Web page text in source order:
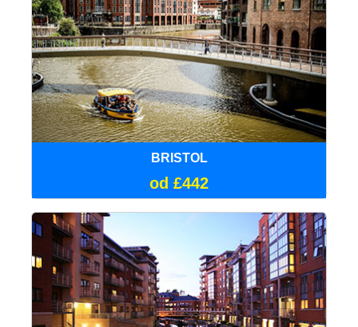
BRISTOL
od £442